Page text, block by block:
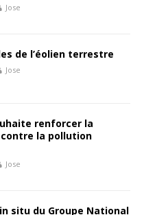
Jose
de l’éolien terrestre
Jose
renforcer la
la pollution
Jose
situ du Groupe National